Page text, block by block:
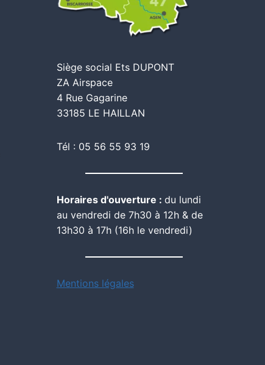
Siège social Ets DUPONT
ZA Airspace
4 Rue Gagarine
33185 LE HAILLAN
Tél : 05 56 55 93 19
Horaires d'ouverture : du lundi
au vendredi de 7h30 à 12h & de
13h30 à 17h (16h le vendredi)
Mentions légales